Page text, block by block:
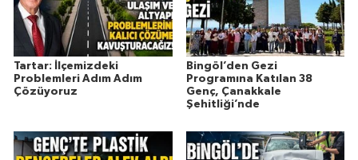
Tartar: İlçemizdeki
Problemleri Adım Adım
Çözüyoruz
Bingöl’den Gezi
Programına Katılan 38
Genç, Çanakkale
Şehitliği’nde